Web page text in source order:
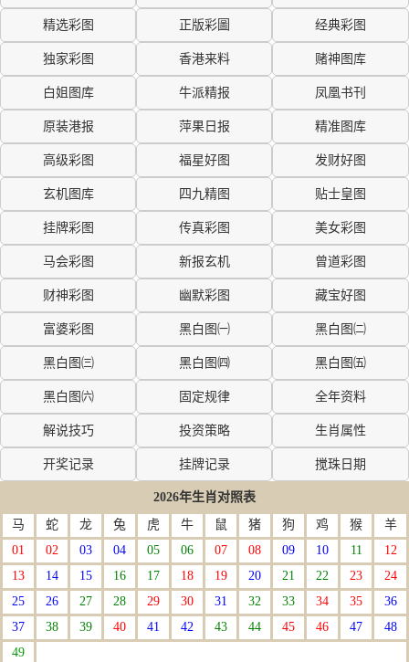
精选彩图 正版彩圖 经典彩图
独家彩图 香港来料 赌神图库
白姐图库 牛派精报 凤凰书刊
原装港报 萍果日报 精准图库
高级彩图 福星好图 发财好图
玄机图库 四九精图 贴士皇图
挂牌彩图 传真彩图 美女彩图
马会彩图 新报玄机 曾道彩图
财神彩图 幽默彩图 藏宝好图
富婆彩图 黑白图㈠ 黑白图㈡
黑白图㈢ 黑白图㈣ 黑白图㈤
黑白图㈥ 固定规律 全年资料
解说技巧 投资策略 生肖属性
开奖记录 挂牌记录 搅珠日期
2026年生肖对照表
马
蛇 龙 兔 虎 牛 鼠 猪 狗 鸡 猴
羊
01
02 03 04 05 06 07 08 09 10 11
12
13
14 15 16 17 18 19 20 21 22 23
24
25
26 27 28 29 30 31 32 33 34 35
36
37
38 39 40 41 42 43 44 45 46 47
48
49